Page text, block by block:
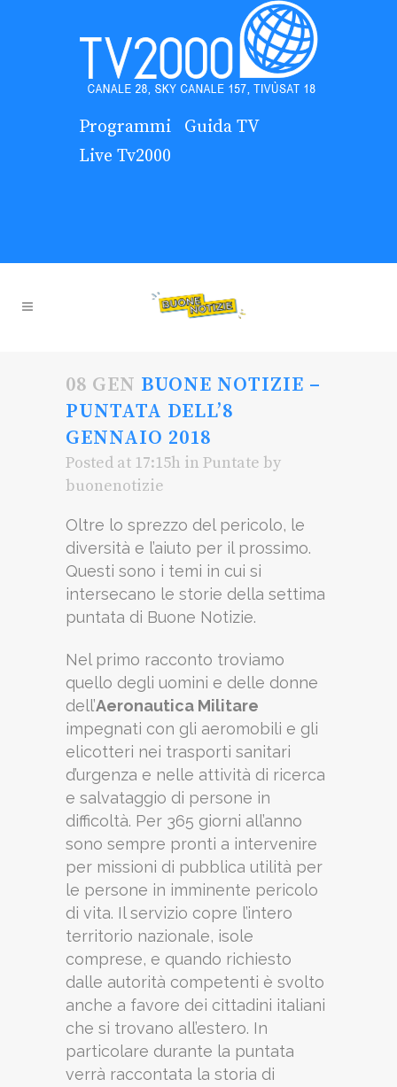
Programmi
Guida TV
Live Tv2000
08 GEN BUONE NOTIZIE –
PUNTATA DELL’8
GENNAIO 2018
Posted at 17:15h in Puntate by
buonenotizie
Oltre lo sprezzo del pericolo, le
diversità e l’aiuto per il prossimo.
Questi sono i temi in cui si
intersecano le storie della settima
puntata di Buone Notizie.
Nel primo racconto troviamo
quello degli uomini e delle donne
dell’Aeronautica Militare
impegnati con gli aeromobili e gli
elicotteri nei trasporti sanitari
d’urgenza e nelle attività di ricerca
e salvataggio di persone in
difficoltà. Per 365 giorni all’anno
sono sempre pronti a intervenire
per missioni di pubblica utilità per
le persone in imminente pericolo
di vita. Il servizio copre l’intero
territorio nazionale, isole
comprese, e quando richiesto
dalle autorità competenti è svolto
anche a favore dei cittadini italiani
che si trovano all’estero. In
particolare durante la puntata
verrà raccontata la storia di